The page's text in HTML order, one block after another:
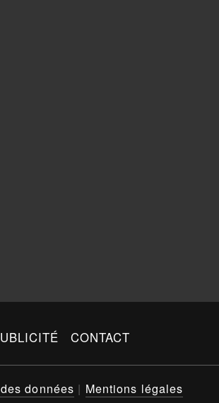
CONTACT
données | Mentions légales